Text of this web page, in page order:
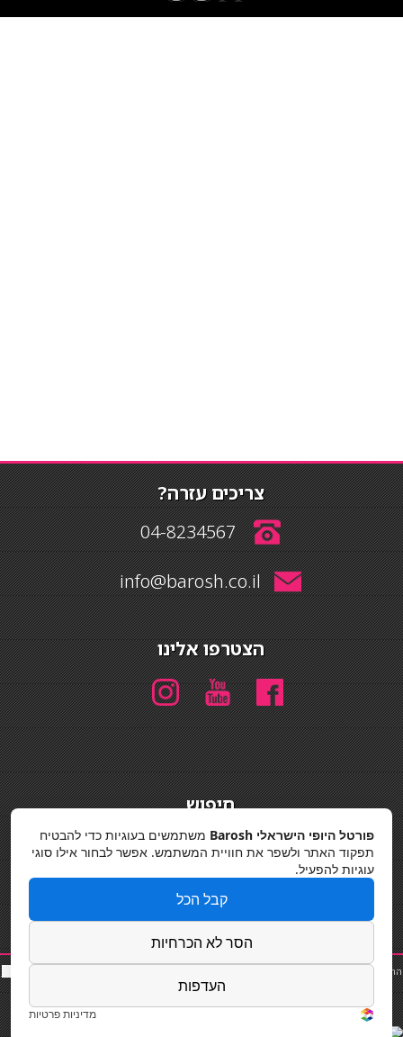
צריכים עזרה?
04-8234567
info@barosh.co.il
הצטרפו אלינו
חיפוש
מדיניות פרטיות
החלקות שיער |כ
סאות
פאות|קורס בניית ציפורניים
Designed byBarosh 2020
פורטל היופי הישראלי Barosh
משתמשים בעוגיות כדי להבטיח
תפקוד האתר ולשפר את חוויית המשתמש. אפשר לבחור אילו סוגי
עוגיות להפעיל.
קבל הכל
הסר לא הכרחיות
העדפות
מדיניות פרטיות